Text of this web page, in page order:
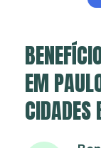
EM
CIDADES